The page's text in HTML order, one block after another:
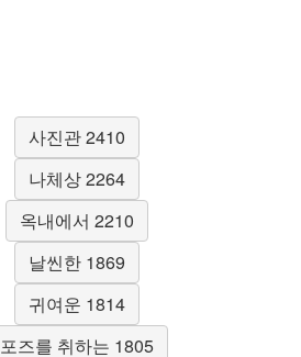
사진관 2410
나체상 2264
옥내에서 2210
날씬한 1869
귀여운 1814
포즈를 취하는 1805